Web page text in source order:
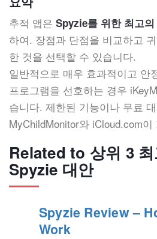
추적 앱은 Spyzie를 위한 최고
하여. 장점과 단점을 비교하고
한 것을 선택할 수 있습니다.
일반적으로 매우 효과적이고 안
프로그램을 선호하는 경우
습니다. 제한된 기능이나 무료
MyChildMonitor와 iCloud.com
Related to 상위 3
Spyzie 대안
Spyzie Review –
Work